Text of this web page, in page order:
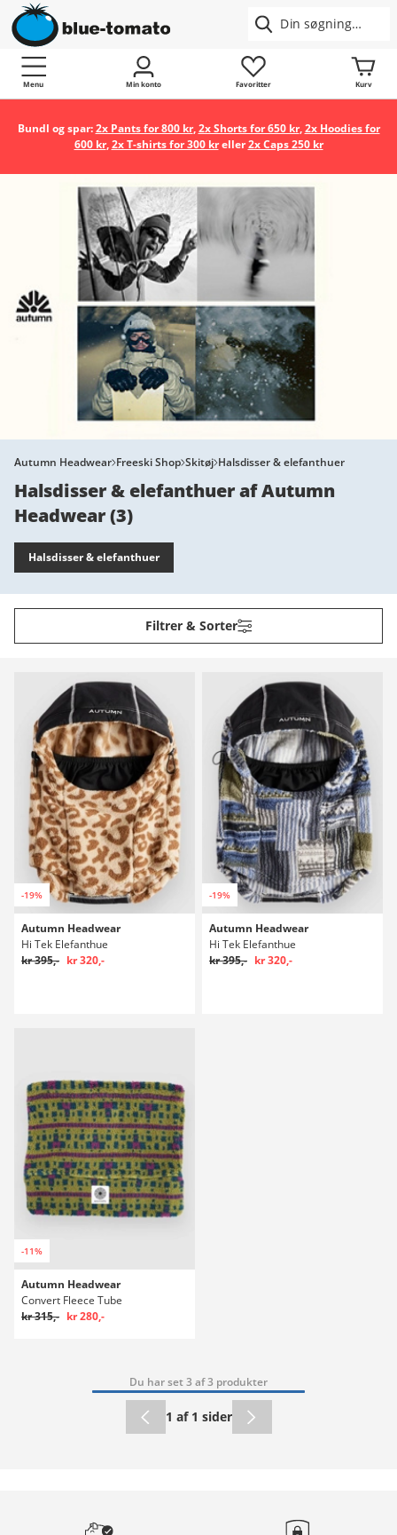
Menu Min konto Favoritter Kurv
Bundl og spar:2x Pants for 800 kr,2x Shorts for 650 kr,2x Hoodies for
600 kr,2x T-shirts for 300 kreller2x Caps 250 kr
Autumn Headwear Freeski Shop Skitøj Halsdisser & elefanthuer
Halsdisser & elefanthuer af Autumn
Headwear(3)
Halsdisser & elefanthuer
Filtrer & Sorter
-19%
Autumn Headwear
Hi Tek Elefanthue
kr 395,- kr 320,-
-19%
Autumn Headwear
Hi Tek Elefanthue
kr 395,- kr 320,-
-11%
Autumn Headwear
Convert Fleece Tube
kr 315,- kr 280,-
Du har set 3 af 3 produkter
1 af 1 sider